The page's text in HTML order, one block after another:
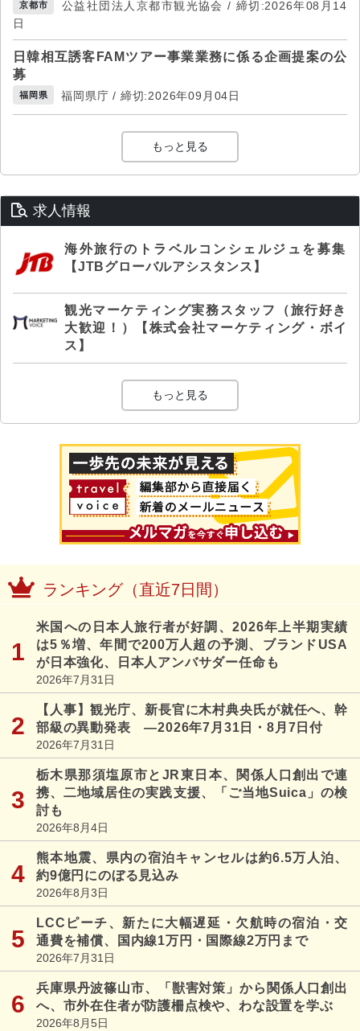
京都市
公益社団法人京都市観光協会 / 締切:2026年08月14
日
日韓相互誘客FAMツアー事業業務に係る企画提案の公
募
福岡県 福岡県庁 / 締切:2026年09月04日
もっと見る
求人情報
海外旅行のトラベルコンシェルジュを募集
【JTBグローバルアシスタンス】
観光マーケティング実務スタッフ（旅行好き
大歓迎！）【株式会社マーケティング・ボイ
ス】
もっと見る
ランキング（直近7日間）
米国への日本人旅行者が好調、2026年上半期実績
は5％増、年間で200万人超の予測、ブランドUSA
が日本強化、日本人アンバサダー任命も
2026年7月31日
【人事】観光庁、新長官に木村典央氏が就任へ、幹
部級の異動発表 ―2026年7月31日・8月7日付
2026年7月31日
栃木県那須塩原市とJR東日本、関係人口創出で連
携、二地域居住の実践支援、「ご当地Suica」の検
討も
2026年8月4日
熊本地震、県内の宿泊キャンセルは約6.5万人泊、
約9億円にのぼる見込み
2026年8月3日
LCCピーチ、新たに大幅遅延・欠航時の宿泊・交
通費を補償、国内線1万円・国際線2万円まで
2026年7月31日
兵庫県丹波篠山市、「獣害対策」から関係人口創出
へ、市外在住者が防護柵点検や、わな設置を学ぶ
2026年8月5日